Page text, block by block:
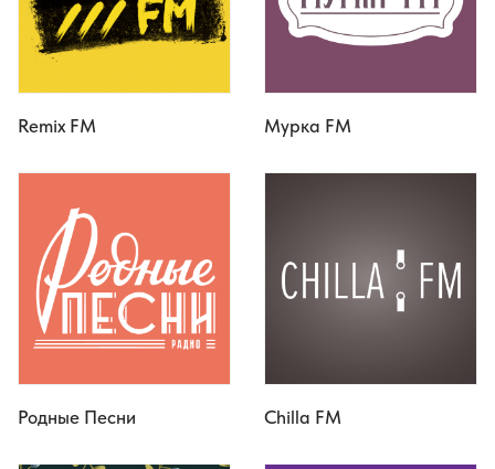
Remix FM Мурка FM
Родные Песни Chilla FM